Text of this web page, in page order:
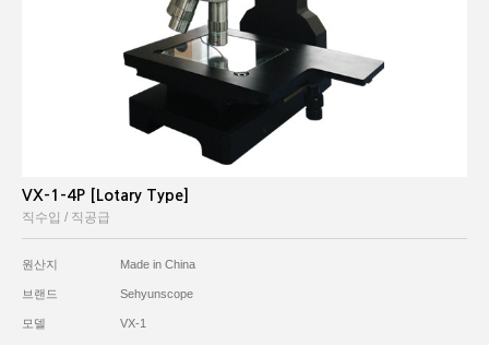
VX-1-4P [Lotary Type]
직수입 / 직공급
원산지 Made in China
브랜드 Sehyunscope
모델 VX-1